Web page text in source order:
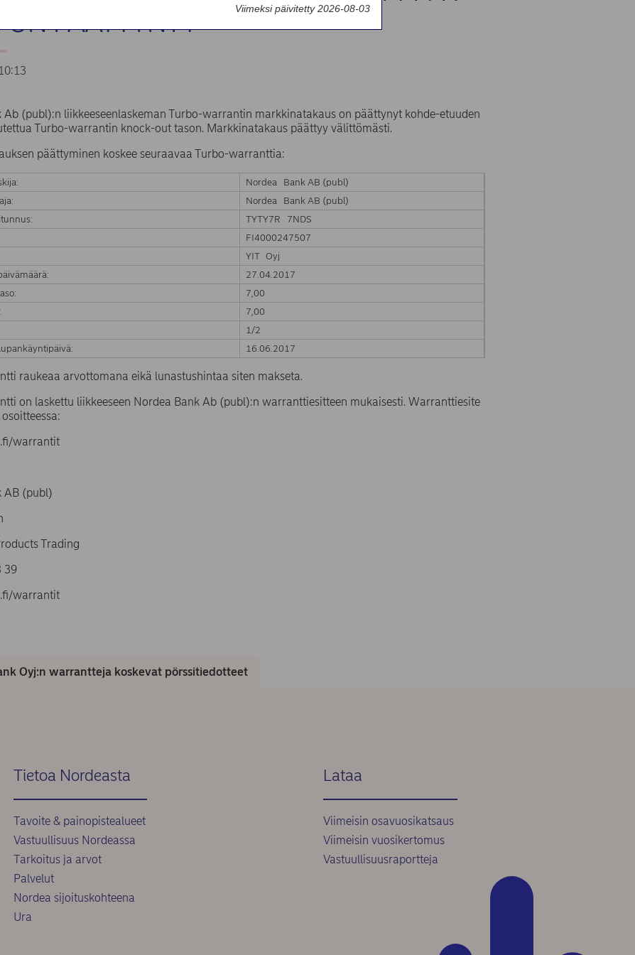
PÄÄTTYNYT
Ab (publ):n liikkeeseenlaskeman Turbo-warrantin markkinatakaus on päättynyt kohde-etuuden
Turbo-warrantin knock-out tason. Markkinatakaus päättyy välittömästi.
päättyminen koskee seuraavaa Turbo-warranttia:
Nordea Bank AB (publ)
Nordea Bank AB (publ)
TYTY7R 7NDS
FI4000247507
YIT Oyj
27.04.2017
7,00
7,00
1/2
16.06.2017
raukeaa arvottomana eikä lunastushintaa siten makseta.
on laskettu liikkeeseen Nordea Bank Ab (publ):n warranttiesitteen mukaisesti. Warranttiesite
warrantit
AB (publ)
Trading
39
warrantit
Oyj:n warrantteja koskevat pörssitiedotteet
Tietoa Nordeasta
Tavoite & painopistealueet
Vastuullisuus Nordeassa
Tarkoitus ja arvot
Palvelut
Nordea sijoituskohteena
Ura
Lataa
Viimeisin osavuosikatsaus
Viimeisin vuosikertomus
Vastuullisuusraportteja
Viimeksi päivitetty 2026-08-03